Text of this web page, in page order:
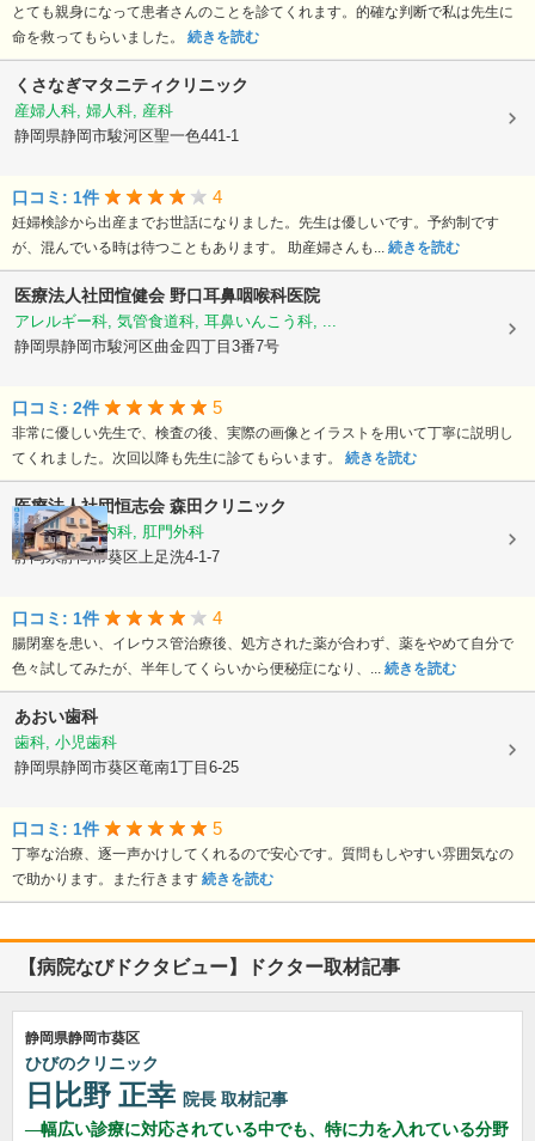
とても親身になって患者さんのことを診てくれます。的確な判断で私は先生に
命を救ってもらいました。 続きを読む
くさなぎマタニティクリニック
産婦人科, 婦人科, 産科
静岡県静岡市駿河区聖一色441-1
口コミ: 1件 4
妊婦検診から出産までお世話になりました。先生は優しいです。予約制です
が、混んでいる時は待つこともあります。 助産婦さんも... 続きを読む
医療法人社団愃健会 野口耳鼻咽喉科医院
アレルギー科, 気管食道科, 耳鼻いんこう科, ...
静岡県静岡市駿河区曲金四丁目3番7号
口コミ: 2件 5
非常に優しい先生で、検査の後、実際の画像とイラストを用いて丁寧に説明し
てくれました。次回以降も先生に診てもらいます。 続きを読む
医療法人社団恒志会 森田クリニック
内科, 消化器内科, 肛門外科
静岡県静岡市葵区上足洗4-1-7
口コミ: 1件 4
腸閉塞を患い、イレウス管治療後、処方された薬が合わず、薬をやめて自分で
色々試してみたが、半年してくらいから便秘症になり、... 続きを読む
あおい歯科
歯科, 小児歯科
静岡県静岡市葵区竜南1丁目6-25
口コミ: 1件 5
丁寧な治療、逐一声かけしてくれるので安心です。質問もしやすい雰囲気なの
で助かります。また行きます 続きを読む
【病院なびドクタビュー】ドクター取材記事
静岡県静岡市葵区
ひびのクリニック
日比野 正幸 院長 取材記事
幅広い診療に対応されている中でも、特に力を入れている分野